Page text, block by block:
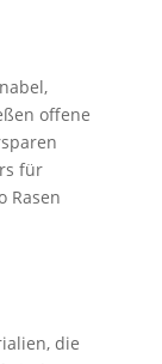
offene
für
Rasen
die